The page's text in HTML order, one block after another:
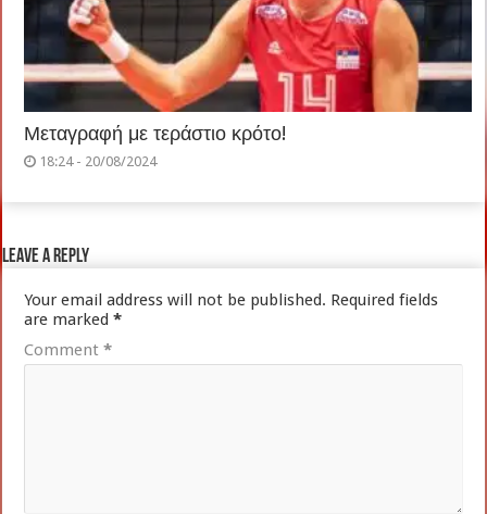
Μεταγραφή με τεράστιο κρότο!
18:24 - 20/08/2024
Leave a Reply
Your email address will not be published. Required fields
are marked*
Comment*